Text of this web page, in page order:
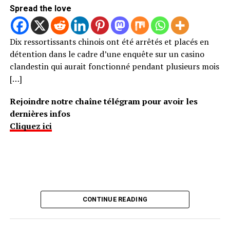
Spread the love
Dix ressortissants chinois ont été arrêtés et placés en
détention dans le cadre d’une enquête sur un casino
clandestin qui aurait fonctionné pendant plusieurs mois
[…]
Rejoindre notre chaîne télégram pour avoir les
dernières infos
Cliquez ici
CONTINUE READING